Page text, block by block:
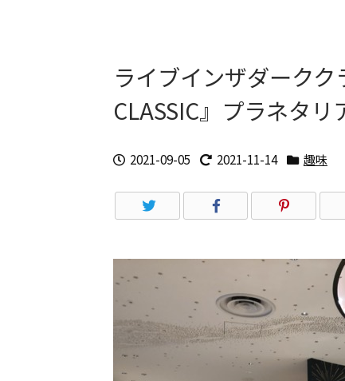
ライブインザダーク
CLASSIC』プラネタリ
2021-09-05 2021-11-14 趣味